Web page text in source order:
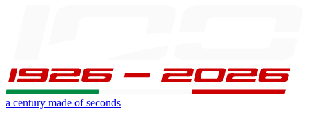
a century made of seconds